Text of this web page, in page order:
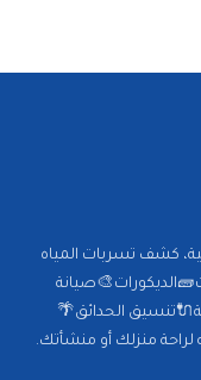
كشف تسربات المياه
الحدائق🌴
منزلك أو منشأتك.